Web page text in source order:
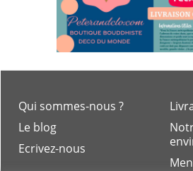
Qui sommes-nous ?
Le blog
Ecrivez-nous